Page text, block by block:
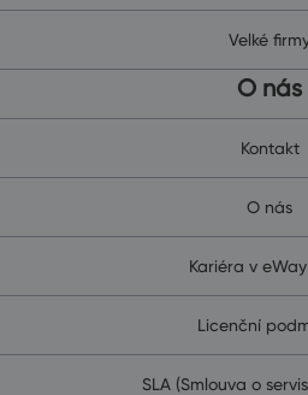
Velké
O nás
Kontakt
O nás
Kariéra v
Licenční
SLA (Smlouva o